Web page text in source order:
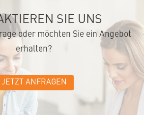
SIE UNS
oder möchten Sie ein Angebot
erhalten?
JETZT ANFRAGEN